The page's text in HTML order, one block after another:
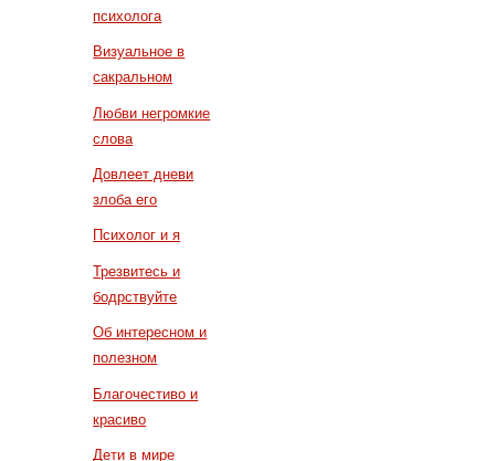
психолога
Визуальное в
сакральном
Любви негромкие
слова
Довлеет дневи
злоба его
Психолог и я
Трезвитесь и
бодрствуйте
Об интересном и
полезном
Благочестиво и
красиво
Дети в мире